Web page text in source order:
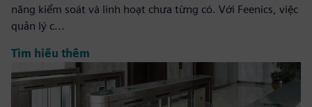
năng kiểm soát và linh hoạt chưa từng có. Với Feenics, việc
quản lý c...
Tìm hiểu thêm